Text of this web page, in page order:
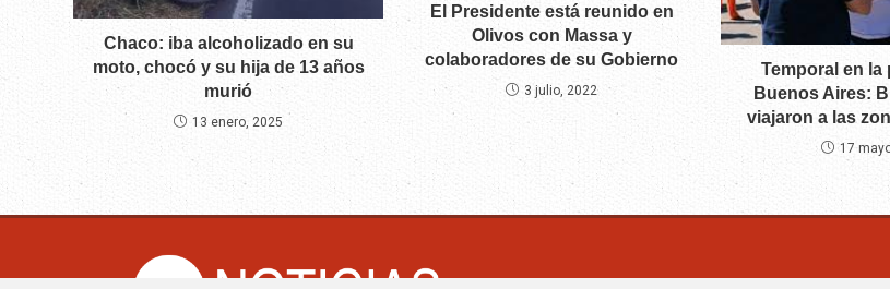
Chaco: iba alcoholizado en su
moto, chocó y su hija de 13 años
murió
13 enero, 2025
El Presidente está reunido en
Olivos con Massa y
colaboradores de su Gobierno
3 julio, 2022
Temporal en la
Buenos Aires:
viajaron a las
17